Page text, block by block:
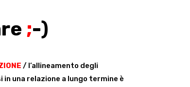
;-)
/ l’allineamento degli
in una relazione a lungo termine è